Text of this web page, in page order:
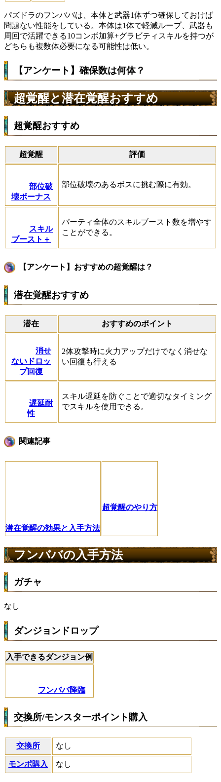
パズドラのフンババは、本体と武器1体ずつ確保しておけば
問題ない性能をしている。本体は1体で軽減ループ、武器も
周回で活躍できる10コンボ加算+グラビティスキルを持つが
どちらも複数体必要になる可能性は低い。
【アンケート】確保数は何体？
超覚醒と潜在覚醒おすすめ
超覚醒おすすめ
超覚醒 評価
部位破
壊ボーナス
部位破壊のあるボスに挑む際に有効。
スキル
ブースト＋
パーティ全体のスキルブースト数を増やす
ことができる。
【アンケート】おすすめの超覚醒は？
潜在覚醒おすすめ
潜在 おすすめのポイント
消せ
ないドロッ
プ回復
2体攻撃時に火力アップだけでなく消せな
い回復も行える
遅延耐
性
スキル遅延を防ぐことで適切なタイミング
でスキルを使用できる。
関連記事
潜在覚醒の効果と入手方法
超覚醒のやり方
フンババの入手方法
ガチャ
なし
ダンジョンドロップ
入手できるダンジョン例
フンババ降臨
交換所/モンスターポイント購入
交換所 なし
モンポ購入 なし